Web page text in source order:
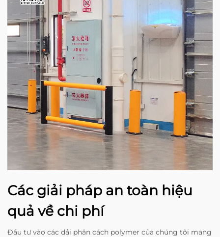
Các giải pháp an toàn hiệu
quả về chi phí
Đầu tư vào các dải phân cách polymer của chúng tôi mang